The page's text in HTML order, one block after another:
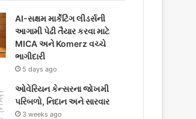
AI-સક્ષમ માર્કેટિંગ લીડર્સની
આગામી પેઢી તૈયાર કરવા માટે
MICA અને Komerz વચ્ચે
ભાગીદારી
5 days ago
ઓવેરિયન કેન્સરના જોખમી
પરિબળો, નિદાન અને સારવાર
3 weeks ago